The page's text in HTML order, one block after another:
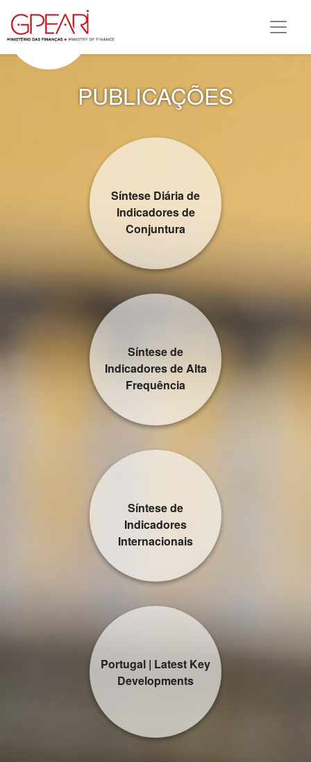
PUBLICAÇÕES
Síntese Diária de
Indicadores de
Conjuntura
Síntese de
Indicadores de Alta
Frequência
Síntese de
Indicadores
Internacionais
Portugal | Latest Key
Developments